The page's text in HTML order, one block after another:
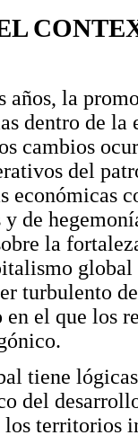
años, la
dentro de
cambios
del
económicas
de
la
turbulento
en el que los
tiene
del
territorios